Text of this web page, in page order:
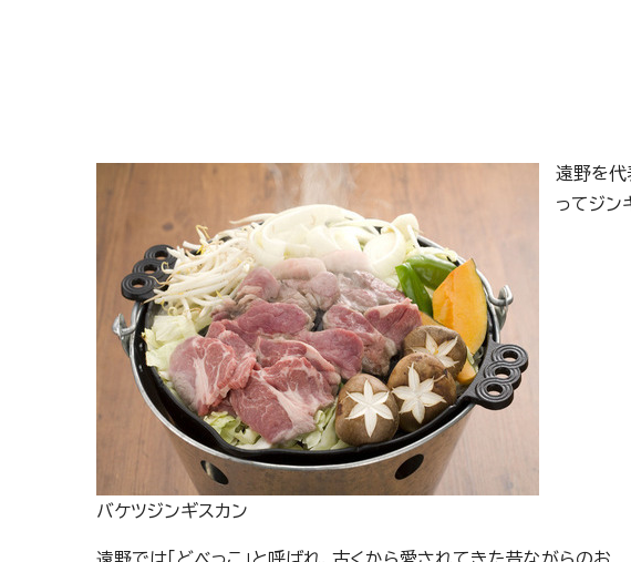
バケツジンギスカン
遠野を代
ってジン